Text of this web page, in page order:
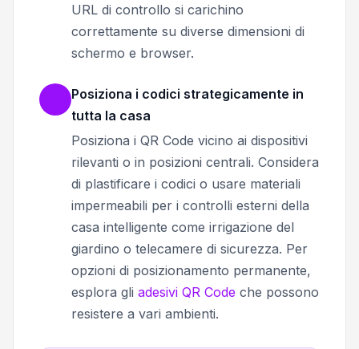
URL di controllo si carichino
correttamente su diverse dimensioni di
schermo e browser.
Posiziona i codici strategicamente in
tutta la casa
Posiziona i QR Code vicino ai dispositivi
rilevanti o in posizioni centrali. Considera
di plastificare i codici o usare materiali
impermeabili per i controlli esterni della
casa intelligente come irrigazione del
giardino o telecamere di sicurezza. Per
opzioni di posizionamento permanente,
esplora gli adesivi QR Code che possono
resistere a vari ambienti.